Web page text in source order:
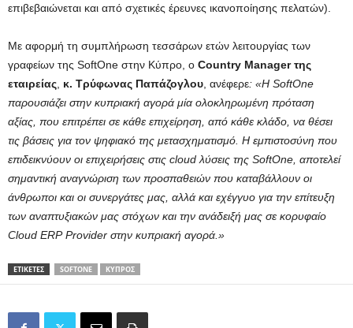
επιβεβαιώνεται και από σχετικές έρευνες ικανοποίησης πελατών).
Με αφορμή τη συμπλήρωση τεσσάρων ετών λειτουργίας των
γραφείων της SoftOne στην Κύπρο, ο Country Managerτης
εταιρείας κ. Τρύφωνας Παπάζογλου , ανέφερε: «Η SoftOne
παρουσιάζει στην κυπριακή αγορά μία ολοκληρωμένη πρόταση
αξίας, που επιτρέπει σε κάθε επιχείρηση, από κάθε κλάδο, να θέσει
τις βάσεις για τον ψηφιακό της μετασχηματισμό. Η εμπιστοσύνη που
επιδεικνύουν οι επιχειρήσεις στις cloud λύσεις της SoftOne , αποτελεί
σημαντική αναγνώριση των προσπαθειών που καταβάλλουν οι
άνθρωποι και οι συνεργάτες μας, αλλά και εχέγγυο για την επίτευξη
των αναπτυξιακών μας στόχων και την ανάδειξή μας σε κορυφαίο
Cloud ERP Provider στην κυπριακή αγορά.»
ΕΤΙΚΕΤΕΣ SOFTONE ΚΎΠΡΟΣ